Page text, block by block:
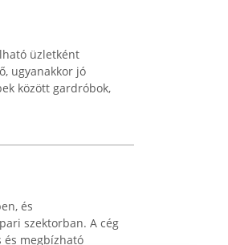
üzletként
ugyanakkor jó
között gardróbok,
és
szektorban. A cég
és megbízható